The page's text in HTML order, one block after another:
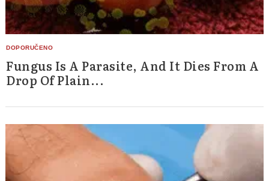
Fungus Is A Parasite, And It Dies From A
Drop Of Plain...